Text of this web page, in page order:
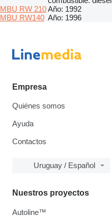
MBU RW 210Año: 1992
MBU RW140 Año: 1996
Empresa
Quiénes somos
Ayuda
Contactos
Uruguay / Español
Nuestros proyectos
Autoline™